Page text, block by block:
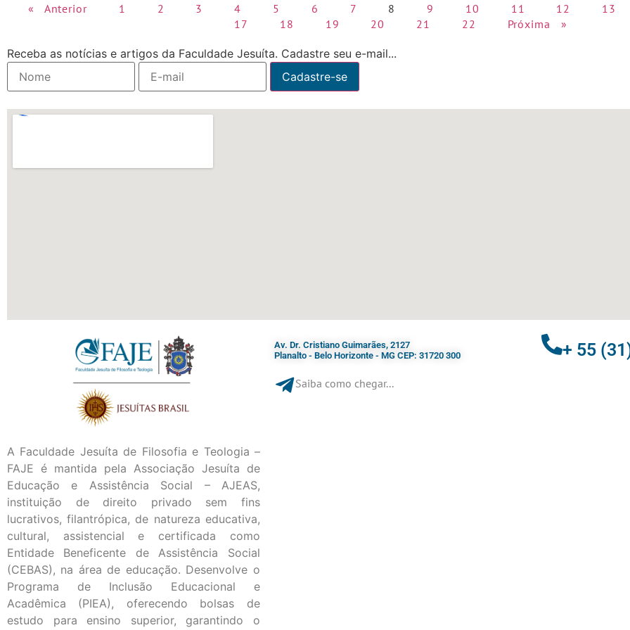
« Anterior 1 2 3 4 5 6 7 8 9 10 11 12 13
17
18 19 20 21 22 Próxima »
Receba as notícias e artigos da Faculdade Jesuíta. Cadastre seu e-mail...
A Faculdade Jesuíta de Filosofia e Teologia –
FAJE é mantida pela Associação Jesuíta de
Educação e Assistência Social – AJEAS,
instituição de direito privado sem fins
lucrativos, filantrópica, de natureza educativa,
cultural, assistencial e certificada como
Entidade Beneficente de Assistência Social
(CEBAS), na área de educação. Desenvolve o
Programa de Inclusão Educacional e
Acadêmica (PIEA), oferecendo bolsas de
estudo para ensino superior, garantindo o
Av. Dr. Cristiano Guimarães, 2127
Planalto - Belo Horizonte - MG CEP: 31720 300
Saiba como chegar...
+ 55